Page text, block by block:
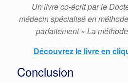
Un livre co-écrit par le
médecin spécialisé en
parfaitement « La
Découvrez le livre en
Conclusion